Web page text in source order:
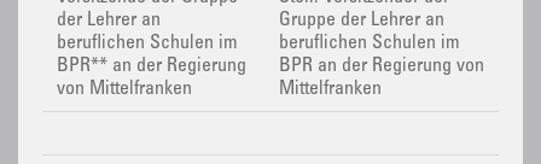
der Lehrer an
beruflichen Schulen im
BPR** an der Regierung
von Mittelfranken
Gruppe der Lehrer an
beruflichen Schulen im
BPR an der Regierung von
Mittelfranken